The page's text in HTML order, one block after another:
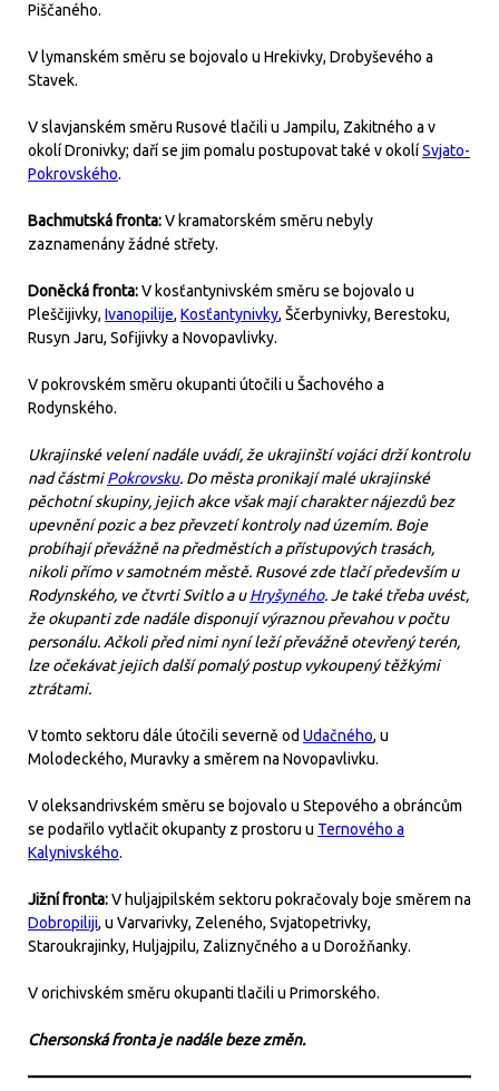
Piščaného.
V lymanském směru se bojovalo u Hrekivky, Drobyševého a
Stavek.
V slavjanském směru Rusové tlačili u Jampilu, Zakitného a v
okolí Dronivky; daří se jim pomalu postupovat také v okolíSvjato-
Pokrovského.
Bachmutská fronta:V kramatorském směru nebyly
zaznamenány žádné střety.
Doněcká fronta:V kosťantynivském směru se bojovalo u
Pleščijivky, Ivanopilije, Kosťantynivky, Ščerbynivky, Berestoku,
Rusyn Jaru, Sofijivky a Novopavlivky.
V pokrovském směru okupanti útočili u Šachového a
Rodynského.
Ukrajinské velení nadále uvádí, že ukrajinští vojáci drží kontrolu
nad částmiPokrovsku. Do města pronikají malé ukrajinské
pěchotní skupiny, jejich akce však mají charakter nájezdů bez
upevnění pozic a bez převzetí kontroly nad územím. Boje
probíhají převážně na předměstích a přístupových trasách,
nikoli přímo v samotném městě. Rusové zde tlačí především u
Rodynského, ve čtvrti Svitlo a uHryšyného. Je také třeba uvést,
že okupanti zde nadále disponují výraznou převahou v počtu
personálu. Ačkoli před nimi nyní leží převážně otevřený terén,
lze očekávat jejich další pomalý postup vykoupený těžkými
ztrátami.
V tomto sektoru dále útočili severně od Udačného, u
Molodeckého, Muravky a směrem na Novopavlivku.
V oleksandrivském směru se bojovalo u Stepového a obráncům
se podařilo vytlačit okupanty z prostoru u Ternového a
Kalynivského.
Jižní fronta:V huljajpilském sektoru pokračovaly boje směrem na
Dobropiliji, u Varvarivky, Zeleného, Svjatopetrivky,
Staroukrajinky, Huljajpilu, Zaliznyčného a u Dorožňanky.
V orichivském směru okupanti tlačili u Primorského.
Chersonská fronta je nadále beze změn.